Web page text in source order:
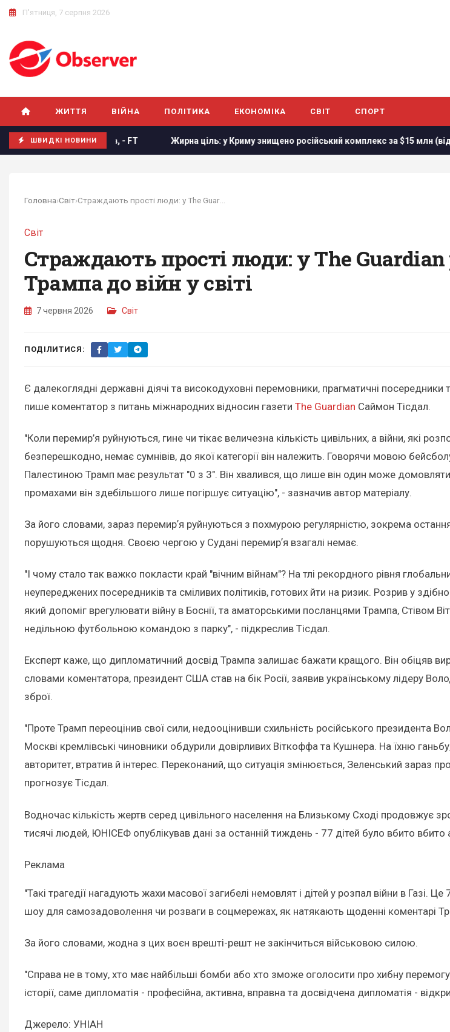
П'ятниця, 7 серпня 2026
ЖИТТЯ ВІЙНА ПОЛІТИКА ЕКОНОМІКА СВІТ СПОРТ
ШВИДКІ НОВИНИ
нових членів, - FT Жирна ціль: у Криму знищено російський комплекс за $15 млн (відео)
Головна›Світ›
Світ
Страждають прості люди: у The Guardian
Трампа до війн у світі
7 червня 2026 Світ
ПОДІЛИТИСЯ:
Є далекоглядні державні діячі та високодуховні перемовники, прагматичні посередники
пише коментатор з питань міжнародних відносин газети The Guardian Саймон Тісдал.
"Коли перемир’я руйнуються, гине чи тікає величезна кількість цивільних, а війни, які
безперешкодно, немає сумнівів, до якої категорії він належить. Говорячи мовою
Палестиною Трамп має результат "0 з 3". Він хвалився, що лише він один може
промахами він здебільшого лише погіршує ситуацію", - зазначив автор матеріалу.
За його словами, зараз перемирʼя руйнуються з похмурою регулярністю, зокрема
порушуються щодня. Своєю чергою у Судані перемирʼя взагалі немає.
"І чому стало так важко покласти край "вічним війнам"? На тлі рекордного рівня
неупереджених посередників та сміливих політиків, готових йти на ризик. Розрив у
який допоміг врегулювати війну в Боснії, та аматорськими посланцями Трампа,
недільною футбольною командою з парку", - підкреслив Тісдал.
Експерт каже, що дипломатичний досвід Трампа залишає бажати кращого. Він обіцяв
словами коментатора, президент США став на бік Росії, заявив українському лідеру
зброї.
"Проте Трамп переоцінив свої сили, недооцінивши схильність російського президента
Москві кремлівські чиновники обдурили довірливих Віткоффа та Кушнера. На їхню
авторитет, втратив й інтерес. Переконаний, що ситуація змінюється, Зеленський зараз
прогнозує Тісдал.
Водночас кількість жертв серед цивільного населення на Близькому Сході продовжує
тисячі людей, ЮНІСЕФ опублікував дані за останній тиждень - 77 дітей було вбито вбито
Реклама
"Такі трагедії нагадують жахи масової загибелі немовлят і дітей у розпал війни в Газі.
шоу для самозадоволення чи розваги в соцмережах, як натякають щоденні коментарі
За його словами, жодна з цих воєн врешті-решт не закінчиться військовою силою.
"Справа не в тому, хто має найбільші бомби або хто зможе оголосити про хибну
історії, саме дипломатія - професійна, активна, вправна та досвідчена дипломатія -
Джерело: УНІАН